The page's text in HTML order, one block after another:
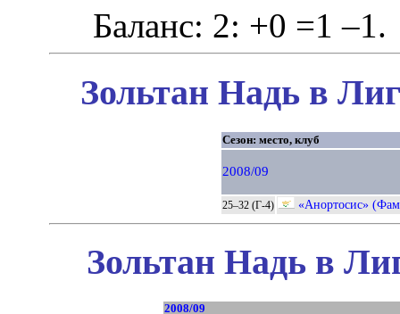
Баланс: 2: +0 =1 –1.
Зольтан Надь в
Сезон: место, клуб
2008/09
25–32 (Г-4) «Анортосис»
Зольтан Надь в
2008/09